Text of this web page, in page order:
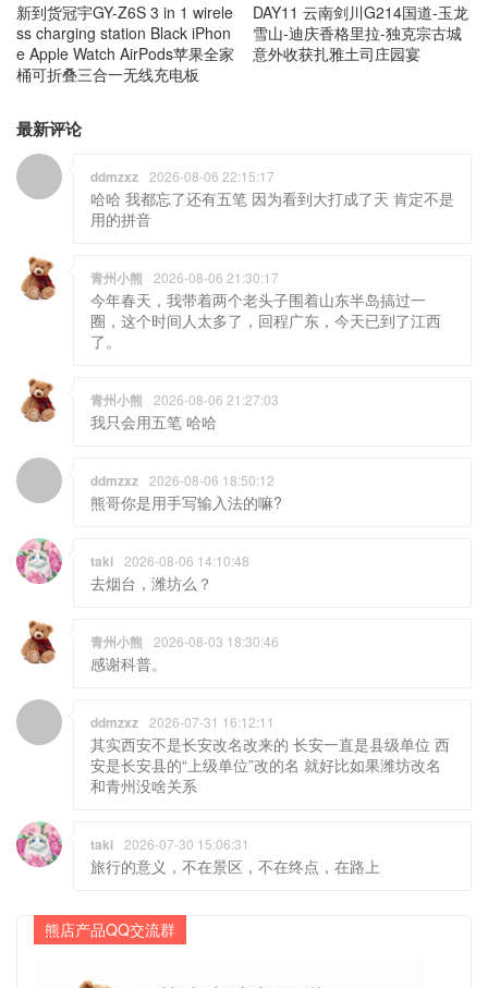
新到货冠宇GY-Z6S 3 in 1 wirele
ss charging station Black iPhon
e Apple Watch AirPods苹果全家
桶可折叠三合一无线充电板
DAY11 云南剑川G214国道-玉龙
雪山-迪庆香格里拉-独克宗古城
意外收获扎雅土司庄园宴
最新评论
ddmzxz 2026-08-06 22:15:17
哈哈 我都忘了还有五笔 因为看到大打成了天 肯定不是
用的拼音
青州小熊 2026-08-06 21:30:17
今年春天，我带着两个老头子围着山东半岛搞过一
圈，这个时间人太多了，回程广东，今天已到了江西
了。
青州小熊 2026-08-06 21:27:03
我只会用五笔 哈哈
ddmzxz 2026-08-06 18:50:12
熊哥你是用手写输入法的嘛?
taki 2026-08-06 14:10:48
去烟台，潍坊么？
青州小熊 2026-08-03 18:30:46
感谢科普。
ddmzxz 2026-07-31 16:12:11
其实西安不是长安改名改来的 长安一直是县级单位 西
安是长安县的“上级单位”改的名 就好比如果潍坊改名
和青州没啥关系
taki 2026-07-30 15:06:31
旅行的意义，不在景区，不在终点，在路上
熊店产品QQ交流群